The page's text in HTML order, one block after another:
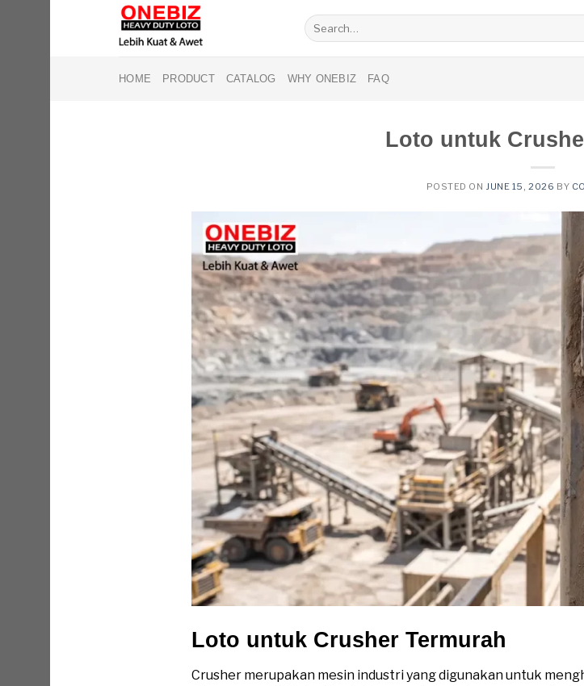
Search
for:
HOME PRODUCT CATALOG WHY ONEBIZ FAQ
Loto untuk
POSTED ON JUNE 15, 2026 BY
Loto untuk Crusher Termurah
Crusher merupakan mesin industri yang digunakan untuk